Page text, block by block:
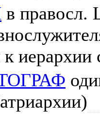
в правосл.
иерархии